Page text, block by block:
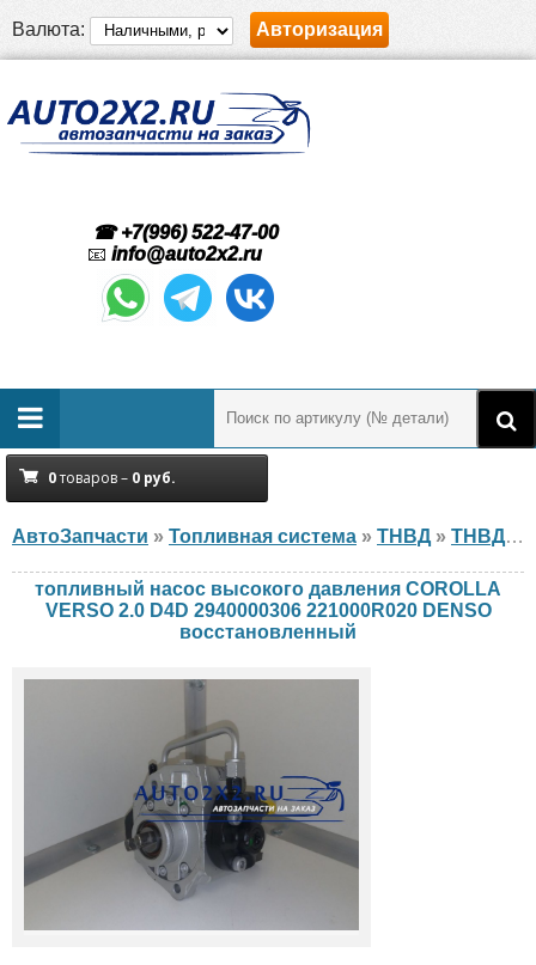
Валюта: Авторизация
☎ +7(996) 522-47-00
📧 info@auto2x2.ru
0товаров – 0 руб.
АвтоЗапчасти » Топливная система » ТНВД » ТНВД DENSO
топливный насос высокого давления COROLLA
VERSO 2.0 D4D 2940000306 221000R020 DENSO
восстановленный